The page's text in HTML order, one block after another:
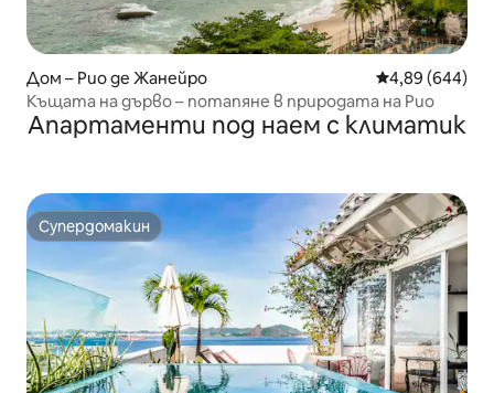
Дом – Рио де Жанейро Средна
4,89 (644)
Къщата на дърво – потапяне в природата на Рио
Апартаменти под наем с климатик
Супердомакин
Супердомакин